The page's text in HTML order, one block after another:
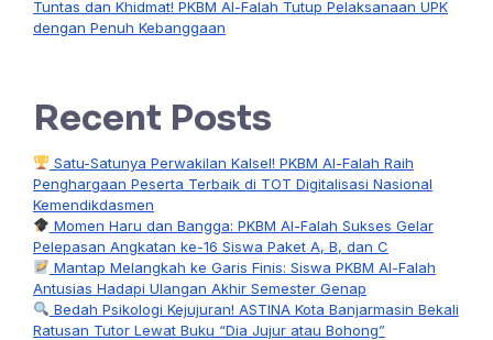
Tuntas dan Khidmat! PKBM Al-Falah Tutup Pelaksanaan UPK
dengan Penuh Kebanggaan
Recent Posts
Satu-Satunya Perwakilan Kalsel! PKBM Al-Falah Raih
Penghargaan Peserta Terbaik di TOT Digitalisasi Nasional
Kemendikdasmen
Momen Haru dan Bangga: PKBM Al-Falah Sukses Gelar
Pelepasan Angkatan ke-16 Siswa Paket A, B, dan C
Mantap Melangkah ke Garis Finis: Siswa PKBM Al-Falah
Antusias Hadapi Ulangan Akhir Semester Genap
Bedah Psikologi Kejujuran! ASTINA Kota Banjarmasin Bekali
Ratusan Tutor Lewat Buku “Dia Jujur atau Bohong”